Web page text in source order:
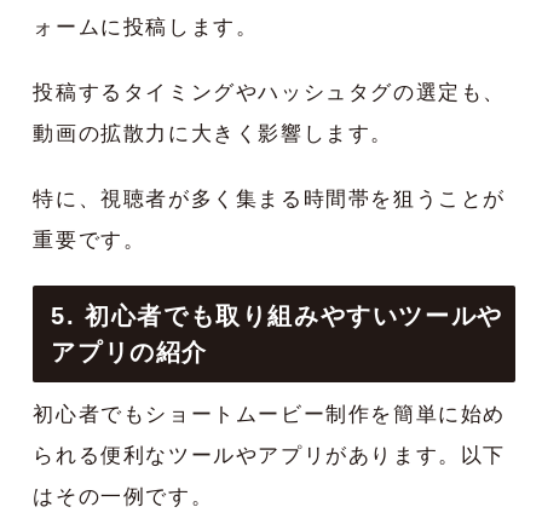
ォームに投稿します。
投稿するタイミングやハッシュタグの選定も、
動画の拡散力に大きく影響します。
特に、視聴者が多く集まる時間帯を狙うことが
重要です。
5. 初心者でも取り組みやすいツールや
アプリの紹介
初心者でもショートムービー制作を簡単に始め
られる便利なツールやアプリがあります。以下
はその一例です。